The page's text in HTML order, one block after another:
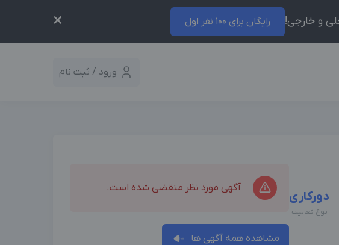
رایگان برای 100 نفر اول ×
ورود / ثبت نام
دورکاری
نوع فعالیت
آگهی مورد نظر منقضی شده است.
مشاهده همه آگهی ها